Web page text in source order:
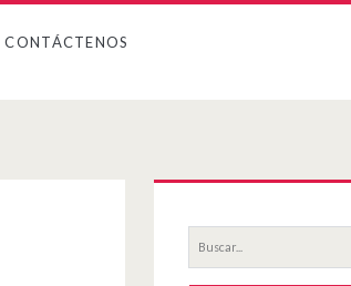
CONTÁCTENOS
Sidebar
Buscar
por: